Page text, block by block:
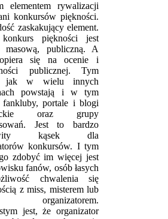
elementem rywalizacji
konkursów piękności.
zaskakujący element.
piękności jest
masową, publiczną. A
się na ocenie i
publicznej. Tym
jak w wielu innych
powstają i w tym
fankluby, portale i blogi
oraz grupy
Jest to bardzo
kąsek dla
konkursów. I tym
zdobyć im więcej jest
fanów, osób łasych
chwalenia się
z miss, misterem lub
organizatorem.
jest, że organizator